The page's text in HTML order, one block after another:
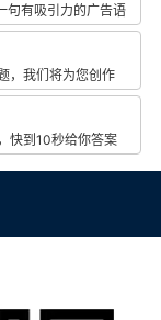
句有吸引力的广告语
，我们将为您创作
快到10秒给你答案